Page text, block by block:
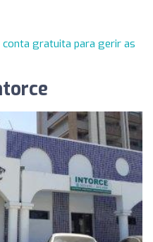
conta gratuita para gerir as